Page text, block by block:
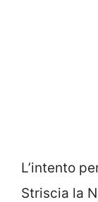
L’intento
Striscia la